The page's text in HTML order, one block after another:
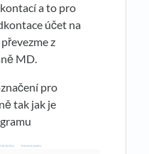
a to pro
účet na
z
MD.
pro
tak jak je